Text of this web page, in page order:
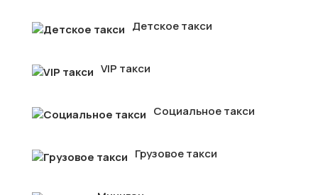
Детское такси
VIP такси
Социальное такси
Грузовое такси